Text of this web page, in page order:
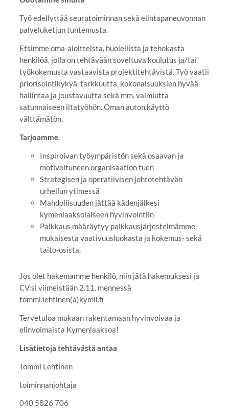
Työ edellyttää seuratoiminnan sekä elintapaneuvonnan
palveluketjun tuntemusta.
Etsimme oma-aloitteista, huolellista ja tehokasta
henkilöä, jolla on tehtävään soveltuva koulutus ja/tai
työkokemusta vastaavista projektitehtävistä. Työ vaatii
priorisointikykyä, tarkkuutta, kokonaisuuksien hyvää
hallintaa ja joustavuutta sekä mm. valmiutta
satunnaiseen iltatyöhön. Oman auton käyttö
välttämätön.
Tarjoamme
Inspiroivan työympäristön sekä osaavan ja
motivoituneen organisaation tuen
Strategisen ja operatiivisen johtotehtävän
urheilun ytimessä
Mahdollisuuden jättää kädenjälkesi
kymenlaaksolaiseen hyvinvointiin
Palkkaus määräytyy palkkausjärjestelmämme
mukaisesta vaativuusluokasta ja kokemus- sekä
taito-osista.
Jos olet hakemamme henkilö, niin jätä hakemuksesi ja
CV:si viimeistään 2.11. mennessä
tommi.lehtinen(a)kymli.fi
Tervetuloa mukaan rakentamaan hyvinvoivaa ja
elinvoimaista Kymenlaaksoa!
Lisätietoja tehtävästä antaa
Tommi Lehtinen
toiminnanjohtaja
040 5826 706